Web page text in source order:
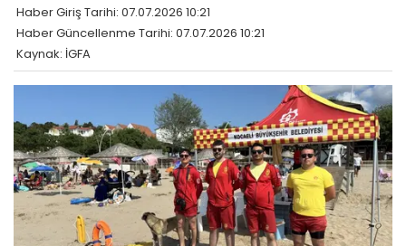
Haber Giriş Tarihi: 07.07.2026 10:21
Haber Güncellenme Tarihi: 07.07.2026 10:21
Kaynak: İGFA